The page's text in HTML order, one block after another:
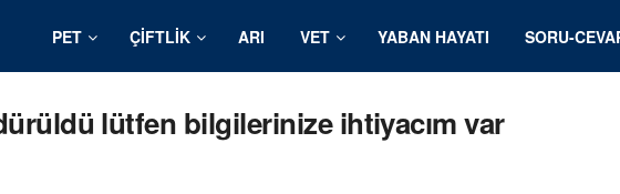
PET ÇIFTLIK ARI VET YABAN HAYATI SORU-
lütfen bilgilerinize ihtiyacım var